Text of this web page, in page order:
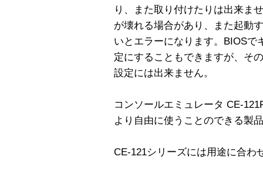
り、また取り付けたりは出来ま
が壊れる場合があり、また起動
いとエラーになります。BIOSで
定にすることもできますが、そ
設定には出来ません。
コンソールエミュレータ CE-
より自由に使うことのできる製
CE-121シリーズには用途に合わ